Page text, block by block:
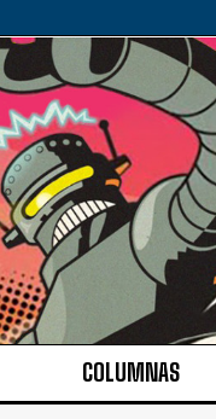
COLUMNAS